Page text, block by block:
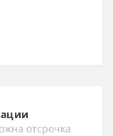
отсрочка